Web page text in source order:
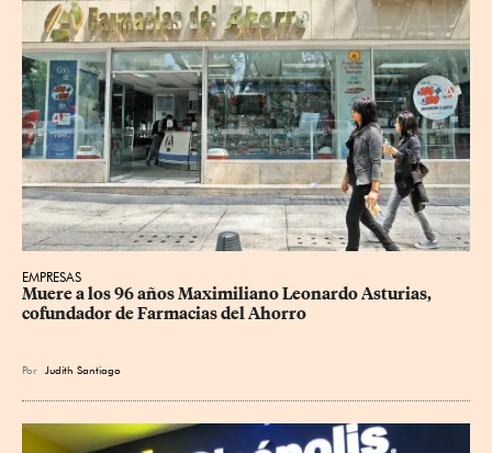
EMPRESAS
Muere a los 96 años Maximiliano Leonardo Asturias,
cofundador de Farmacias del Ahorro
Por Judith Santiago